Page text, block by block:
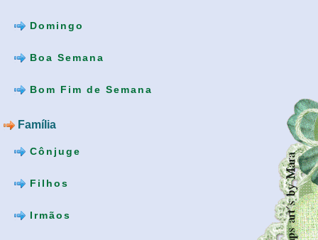
Domingo
Boa Semana
Bom Fim de Semana
Família
Cônjuge
Filhos
Irmãos